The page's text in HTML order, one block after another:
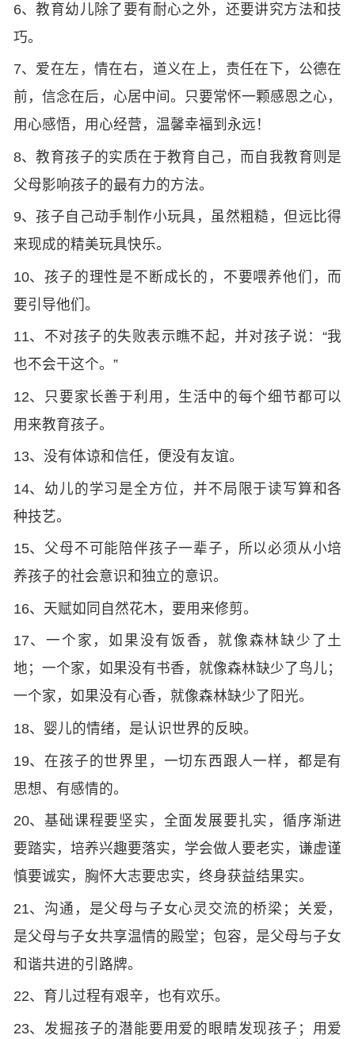
6、教育幼儿除了要有耐心之外，还要讲究方法和技
巧。
7、爱在左，情在右，道义在上，责任在下，公德在
前，信念在后，心居中间。只要常怀一颗感恩之心，
用心感悟，用心经营，温馨幸福到永远！
8、教育孩子的实质在于教育自己，而自我教育则是
父母影响孩子的最有力的方法。
9、孩子自己动手制作小玩具，虽然粗糙，但远比得
来现成的精美玩具快乐。
10、孩子的理性是不断成长的，不要喂养他们，而
要引导他们。
11、不对孩子的失败表示瞧不起，并对孩子说：“我
也不会干这个。”
12、只要家长善于利用，生活中的每个细节都可以
用来教育孩子。
13、没有体谅和信任，便没有友谊。
14、幼儿的学习是全方位，并不局限于读写算和各
种技艺。
15、父母不可能陪伴孩子一辈子，所以必须从小培
养孩子的社会意识和独立的意识。
16、天赋如同自然花木，要用来修剪。
17、一个家，如果没有饭香，就像森林缺少了土
地；一个家，如果没有书香，就像森林缺少了鸟儿；
一个家，如果没有心香，就像森林缺少了阳光。
18、婴儿的情绪，是认识世界的反映。
19、在孩子的世界里，一切东西跟人一样，都是有
思想、有感情的。
20、基础课程要坚实，全面发展要扎实，循序渐进
要踏实，培养兴趣要落实，学会做人要老实，谦虚谨
慎要诚实，胸怀大志要忠实，终身获益结果实。
21、沟通，是父母与子女心灵交流的桥梁；关爱，
是父母与子女共享温情的殿堂；包容，是父母与子女
和谐共进的引路牌。
22、育儿过程有艰辛，也有欢乐。
23、发掘孩子的潜能要用爱的眼睛发现孩子；用爱